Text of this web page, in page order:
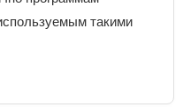
такими